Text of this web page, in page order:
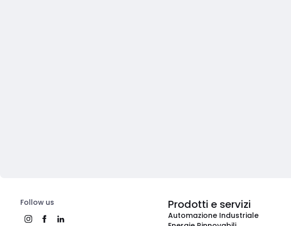
Follow us Prodotti e servizi
Automazione Industriale